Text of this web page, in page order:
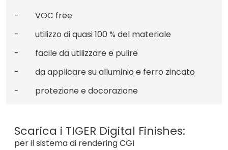
- VOC free
- utilizzo di quasi 100 % del materiale
- facile da utilizzare e pulire
- da applicare su alluminio e ferro zincato
- protezione e docorazione
Scarica i TIGER Digital Finishes:
per il sistema di rendering CGI